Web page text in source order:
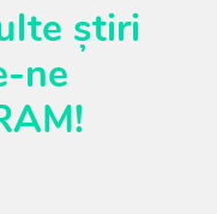
știri
ne
!